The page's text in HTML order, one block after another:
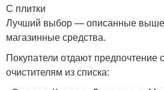
С плитки
Лучший выбор — описанные
магазинные средства.
Покупатели отдают
очистителям из списка: